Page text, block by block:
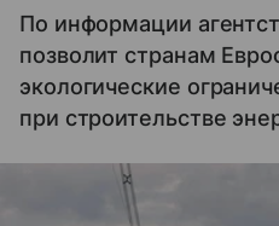
По информации
позволит странам
экологические
при строительстве